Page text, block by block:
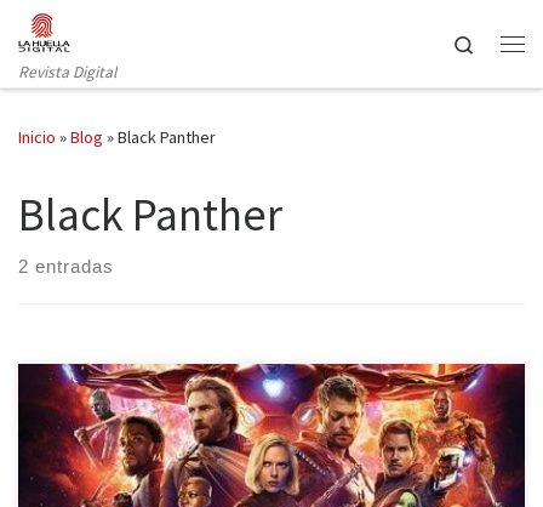
Saltar al contenido
Revista Digital
Search
Inicio »Blog »Black Panther
Black Panther
2 entradas
Llegó el día que millones de personas estaban esperando, el 27
de abril se estrenó a nivel mundial Vengadores: Infinity War, la